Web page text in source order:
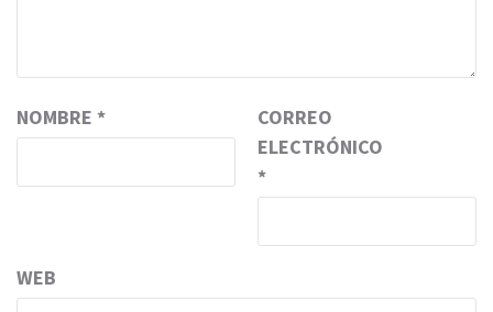
NOMBRE *
CORREO
ELECTRÓNICO
*
WEB